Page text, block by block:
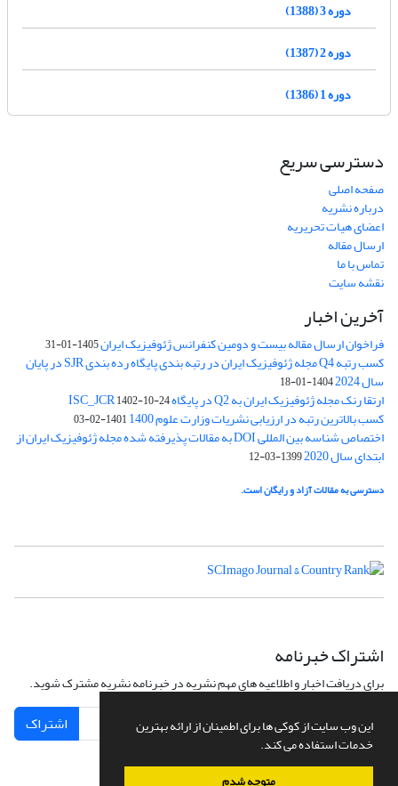
این وب سایت از کوکی ها برای اطمینان از ارائه بهترین
خدمات استفاده می کند.
متوجه شدم
دوره 3 (1388)
دوره 2 (1387)
دوره 1 (1386)
دسترسی سریع
صفحه اصلی
درباره نشریه
اعضای هیات تحریریه
ارسال مقاله
تماس با ما
نقشه سایت
آخرین اخبار
فراخوان ارسال مقاله بیست و دومین کنفرانس ژئوفیزیک ایران1405-01-31
کسب رتبه Q4 مجله ژئوفیزیک ایران در رتبه بندی پایگاه رده بندی SJR در پایان
سال 2024 1404-01-18
ارتقا رنک مجله ژئوفیزیک ایران به Q2 در پایگاه ISC_JCR 1402-10-24
کسب بالاترین رتبه در ارزیابی نشریات وزارت علوم 1400 1401-02-03
اختصاص شناسه بین المللی DOI به مقالات پذیرفته شده مجله ژئوفیزیک ایران از
ابتدای سال 2020 1399-03-12
دسترسی به مقالات آزاد و رایگان است.
اشتراک خبرنامه
برای دریافت اخبار و اطلاعیه های مهم نشریه در خبرنامه نشریه مشترک شوید.
اشتراک